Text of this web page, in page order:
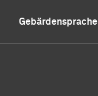
Gebärdensprache